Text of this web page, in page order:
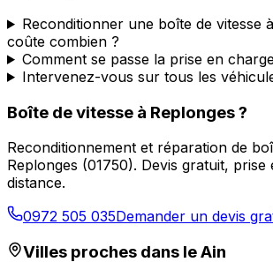
Reconditionner une boîte de vitesse
coûte combien ?
Comment se passe la prise en
Intervenez-vous sur tous les
Boîte de vitesse à Replonges?
Reconditionnement et réparation de
Replonges (01750). Devis gratuit, prise
distance.
0972 505 035Demander un devis
Villes proches dans leAin